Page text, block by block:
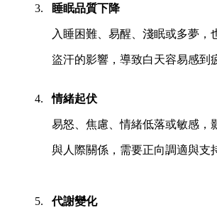
睡眠品質下降
入睡困難、易醒、淺眠或多夢，
盜汗的影響，導致白天容易感到
情緒起伏
易怒、焦慮、情緒低落或敏感，
與人際關係，需要正向調適與支
代謝變化